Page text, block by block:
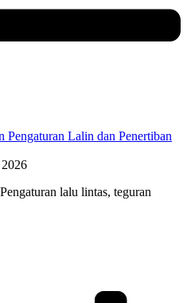
Pengaturan Lalin dan Penertiban
lalu lintas, teguran